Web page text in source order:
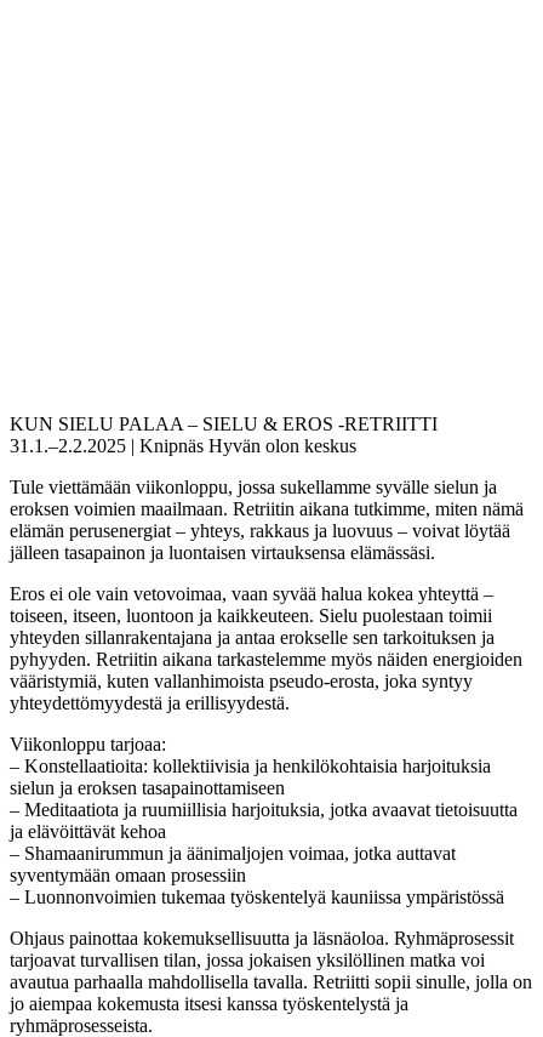
KUN SIELU PALAA – SIELU & EROS -RETRIITTI
31.1.–2.2.2025 | Knipnäs Hyvän olon keskus
Tule viettämään viikonloppu, jossa sukellamme syvälle sielun ja
eroksen voimien maailmaan. Retriitin aikana tutkimme, miten nämä
elämän perusenergiat – yhteys, rakkaus ja luovuus – voivat löytää
jälleen tasapainon ja luontaisen virtauksensa elämässäsi.
Eros ei ole vain vetovoimaa, vaan syvää halua kokea yhteyttä –
toiseen, itseen, luontoon ja kaikkeuteen. Sielu puolestaan toimii
yhteyden sillanrakentajana ja antaa erokselle sen tarkoituksen ja
pyhyyden. Retriitin aikana tarkastelemme myös näiden energioiden
vääristymiä, kuten vallanhimoista pseudo-erosta, joka syntyy
yhteydettömyydestä ja erillisyydestä.
Viikonloppu tarjoaa:
– Konstellaatioita: kollektiivisia ja henkilökohtaisia harjoituksia
sielun ja eroksen tasapainottamiseen
– Meditaatiota ja ruumiillisia harjoituksia, jotka avaavat tietoisuutta
ja elävöittävät kehoa
– Shamaanirummun ja äänimaljojen voimaa, jotka auttavat
syventymään omaan prosessiin
– Luonnonvoimien tukemaa työskentelyä kauniissa ympäristössä
Ohjaus painottaa kokemuksellisuutta ja läsnäoloa. Ryhmäprosessit
tarjoavat turvallisen tilan, jossa jokaisen yksilöllinen matka voi
avautua parhaalla mahdollisella tavalla. Retriitti sopii sinulle, jolla on
jo aiempaa kokemusta itsesi kanssa työskentelystä ja
ryhmäprosesseista.